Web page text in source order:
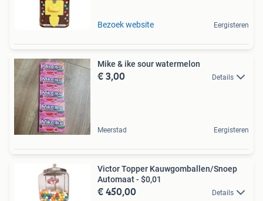
Bezoek website Eergisteren
Mike & ike sour watermelon
€ 3,00 Details
Meerstad Eergisteren
Victor Topper Kauwgomballen/Snoep
Automaat - $0,01
€ 450,00 Details